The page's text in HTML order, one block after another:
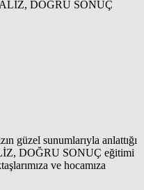
güzel sunumlarıyla anlattığı
DOĞRU SONUÇ eğitimi
ve hocamıza